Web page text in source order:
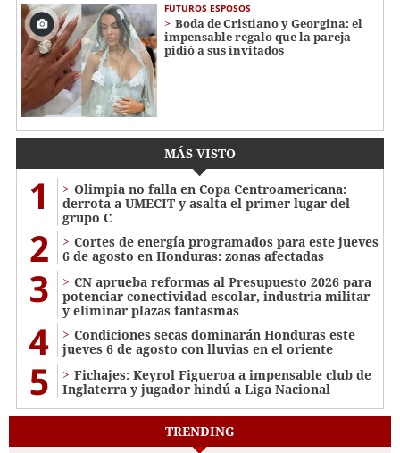
FUTUROS ESPOSOS
Boda de Cristiano y Georgina: el
impensable regalo que la pareja
pidió a sus invitados
MÁS VISTO
1
Olimpia no falla en Copa Centroamericana:
derrota a UMECIT y asalta el primer lugar del
grupo C
2
Cortes de energía programados para este jueves
6 de agosto en Honduras: zonas afectadas
3
CN aprueba reformas al Presupuesto 2026 para
potenciar conectividad escolar, industria militar
y eliminar plazas fantasmas
4
Condiciones secas dominarán Honduras este
jueves 6 de agosto con lluvias en el oriente
5
Fichajes: Keyrol Figueroa a impensable club de
Inglaterra y jugador hindú a Liga Nacional
TRENDING